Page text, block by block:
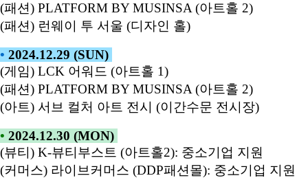
(패션) PLATFORM BY MUSINSA (아트홀 2)
(패션) 런웨이 투 서울 (디자인 홀)
• 2024.12.29 (SUN)
(게임) LCK 어워드 (아트홀 1)
(패션) PLATFORM BY MUSINSA (아트홀 2)
(아트) 서브 컬처 아트 전시 (이간수문 전시장)
• 2024.12.30 (MON)
(뷰티) K-뷰티부스트 (아트홀2): 중소기업 지원
(커머스) 라이브커머스 (DDP패션몰): 중소기업 지원